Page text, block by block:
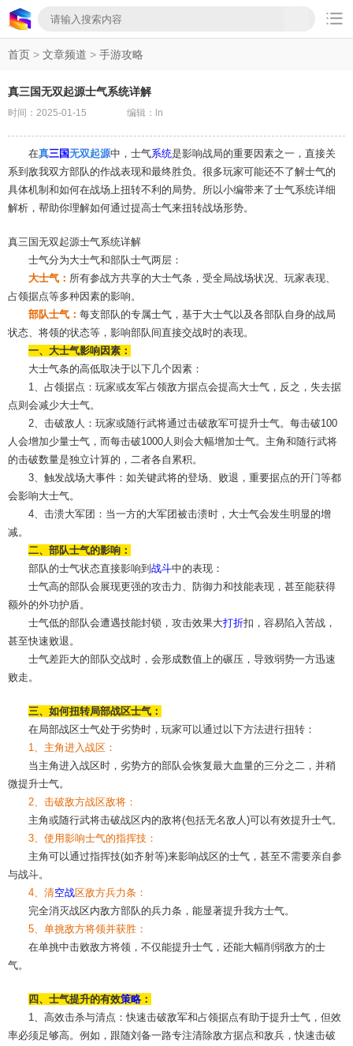

首页 > 文章频道 > 手游攻略
真三国无双起源士气系统详解
时间：2025-01-15 编辑：ln
在真三国无双起源中，士气系统是影响战局的重要因素之一，直接关
系到敌我双方部队的作战表现和最终胜负。很多玩家可能还不了解士气的
具体机制和如何在战场上扭转不利的局势。所以小编带来了士气系统详细
解析，帮助你理解如何通过提高士气来扭转战场形势。
真三国无双起源士气系统详解
士气分为大士气和部队士气两层：
大士气： 所有参战方共享的大士气条，受全局战场状况、玩家表现、
占领据点等多种因素的影响。
部队士气： 每支部队的专属士气，基于大士气以及各部队自身的战局
状态、将领的状态等，影响部队间直接交战时的表现。
一、大士气影响因素：
大士气条的高低取决于以下几个因素：
1、占领据点：玩家或友军占领敌方据点会提高大士气，反之，失去据
点则会减少大士气。
2、击破敌人：玩家或随行武将通过击破敌军可提升士气。每击破100
人会增加少量士气，而每击破1000人则会大幅增加士气。主角和随行武将
的击破数量是独立计算的，二者各自累积。
3、触发战场大事件：如关键武将的登场、败退，重要据点的开门等都
会影响大士气。
4、击溃大军团：当一方的大军团被击溃时，大士气会发生明显的增
减。
二、部队士气的影响：
部队的士气状态直接影响到 战斗中的表现：
士气高的部队会展现更强的攻击力、防御力和技能表现，甚至能获得
额外的外功护盾。
士气低的部队会遭遇技能封锁，攻击效果大打折扣，容易陷入苦战，
甚至快速败退。
士气差距大的部队交战时，会形成数值上的碾压，导致弱势一方迅速
败走。
三、如何扭转局部战区士气：
在局部战区士气处于劣势时，玩家可以通过以下方法进行扭转：
1、主角进入战区：
当主角进入战区时，劣势方的部队会恢复最大血量的三分之二，并稍
微提升士气。
2、击破敌方战区敌将：
主角或随行武将击破战区内的敌将(包括无名敌人)可以有效提升士气。
3、使用影响士气的指挥技：
主角可以通过指挥技(如齐射等)来影响战区的士气，甚至不需要亲自参
与战斗。
4、清空战区敌方兵力条：
完全消灭战区内敌方部队的兵力条，能显著提升我方士气。
5、单挑敌方将领并获胜：
在单挑中击败敌方将领，不仅能提升士气，还能大幅削弱敌方的士
气。
四、士气提升的有效策略 ：
1、高效击杀与清点：快速击破敌军和占领据点有助于提升士气，但效
率必须足够高。例如，跟随刘备一路专注清除敌方据点和敌兵，快速击破